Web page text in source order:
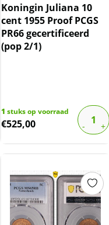
Koningin Juliana 10
cent 1955 Proof PCGS
PR66 gecertificeerd
(pop 2/1)
1 stuks op voorraad
€525,00